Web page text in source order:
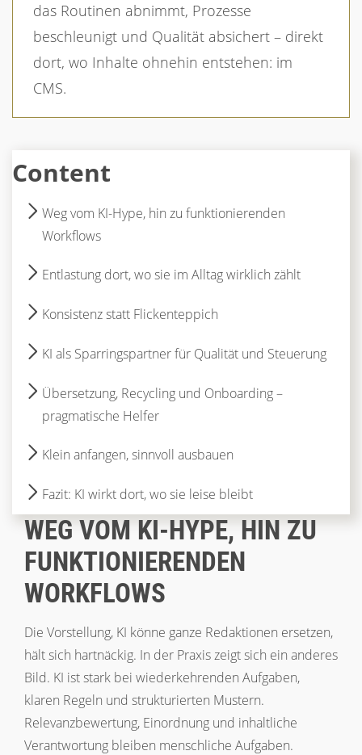
das Routinen abnimmt, Prozesse
beschleunigt und Qualität absichert – direkt
dort, wo Inhalte ohnehin entstehen: im
CMS.
Content
Weg vom KI-Hype, hin zu funktionierenden
Workflows
Entlastung dort, wo sie im Alltag wirklich zählt
Konsistenz statt Flickenteppich
KI als Sparringspartner für Qualität und Steuerung
Übersetzung, Recycling und Onboarding –
pragmatische Helfer
Klein anfangen, sinnvoll ausbauen
Fazit: KI wirkt dort, wo sie leise bleibt
WEG VOM KI-HYPE, HIN ZU
FUNKTIONIERENDEN
WORKFLOWS
Die Vorstellung, KI könne ganze Redaktionen ersetzen,
hält sich hartnäckig. In der Praxis zeigt sich ein anderes
Bild. KI ist stark bei wiederkehrenden Aufgaben,
klaren Regeln und strukturierten Mustern.
Relevanzbewertung, Einordnung und inhaltliche
Verantwortung bleiben menschliche Aufgaben.